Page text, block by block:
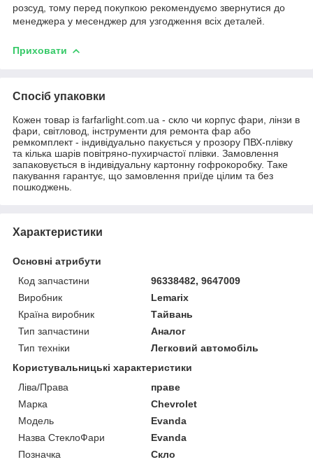
розсуд, тому перед покупкою рекомендуємо звернутися до
менеджера у месенджер для узгодження всіх деталей.
Приховати
Спосіб упаковки
Кожен товар із farfarlight.com.ua - скло чи корпус фари, лінзи в
фари, світловод, інструменти для ремонта фар або
ремкомплект - індивідуально пакується у прозору ПВХ-плівку
та кілька шарів повітряно-пухирчастої плівки. Замовлення
запаковується в індивідуальну картонну гофрокоробку. Таке
пакування гарантує, що замовлення приїде цілим та без
пошкоджень.
Характеристики
Основні атрибути
Код запчастини
96338482, 9647009
Виробник
Lemarix
Країна виробник
Тайвань
Тип запчастини
Аналог
Тип техніки
Легковий автомобіль
Користувальницькі характеристики
Ліва/Права
праве
Марка
Chevrolet
Мoдель
Evanda
Назва СтеклоФари
Evanda
Позначка
Скло